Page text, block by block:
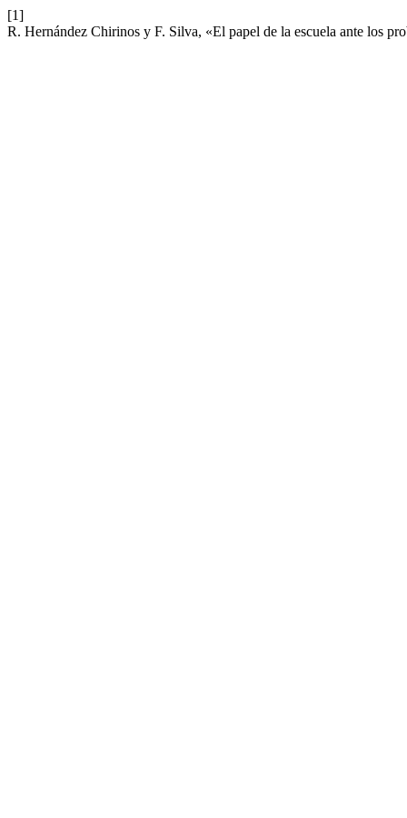
[1]
R. Hernández Chirinos y F. Silva, «El papel de la escuela ante los